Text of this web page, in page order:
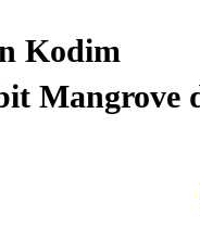
Kodim
Mangrove